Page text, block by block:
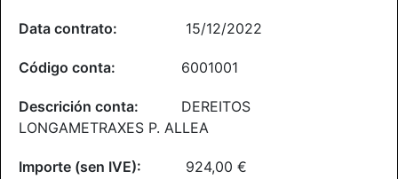
15/12/2022
6001001
DEREITOS
LONGAMETRAXES P. ALLEA
924,00 €